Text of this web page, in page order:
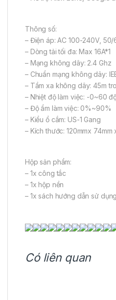
Thông số:
– Điện áp: AC 100-240V, 50/
– Dòng tải tối đa: Max 16A*1
– Mạng không dây: 2.4 Ghz
– Chuẩn mạng không dây:
– Tầm xa không dây: 45m
– Nhiệt độ làm việc: -0~60
– Độ ẩm làm việc: 0%~90%
– Kiểu ổ cắm: US-1 Gang
– Kích thước: 120mmx 74mm
Hộp sản phẩm:
– 1x công tắc
– 1x hộp nền
– 1x sách hướng dẫn sử dụng
Có liên quan